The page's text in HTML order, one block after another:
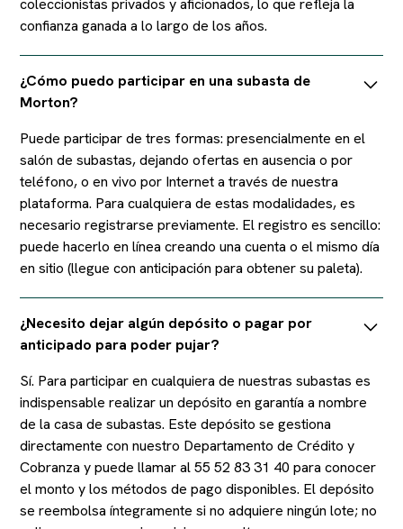
coleccionistas privados y aficionados, lo que refleja la
confianza ganada a lo largo de los años.
¿Cómo puedo participar en una subasta de
Morton?
Puede participar de tres formas: presencialmente en el
salón de subastas, dejando ofertas en ausencia o por
teléfono, o en vivo por Internet a través de nuestra
plataforma. Para cualquiera de estas modalidades, es
necesario registrarse previamente. El registro es sencillo:
puede hacerlo en línea creando una cuenta o el mismo día
en sitio (llegue con anticipación para obtener su paleta).
¿Necesito dejar algún depósito o pagar por
anticipado para poder pujar?
Sí. Para participar en cualquiera de nuestras subastas es
indispensable realizar un depósito en garantía a nombre
de la casa de subastas. Este depósito se gestiona
directamente con nuestro Departamento de Crédito y
Cobranza y puede llamar al 55 52 83 31 40 para conocer
el monto y los métodos de pago disponibles. El depósito
se reembolsa íntegramente si no adquiere ningún lote; no